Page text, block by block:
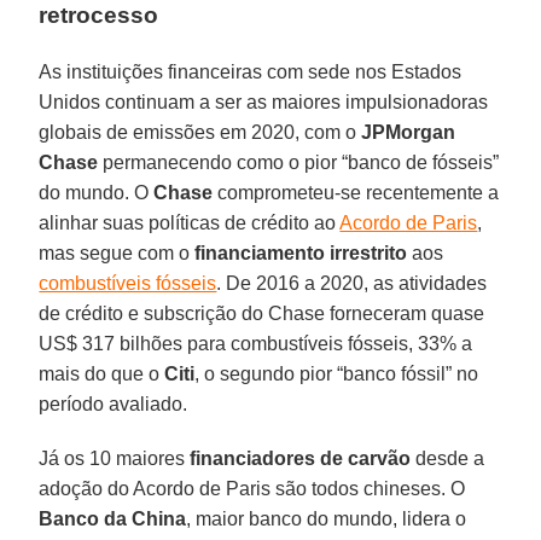
retrocesso
As instituições financeiras com sede nos Estados
Unidos continuam a ser as maiores impulsionadoras
globais de emissões em 2020, com oJPMorgan
Chase permanecendo como o pior “banco de fósseis”
do mundo. OChase comprometeu-se recentemente a
alinhar suas políticas de crédito aoAcordo de Paris,
mas segue com ofinanciamento irrestrito aos
combustíveis fósseis. De 2016 a 2020, as atividades
de crédito e subscrição do Chase forneceram quase
US$ 317 bilhões para combustíveis fósseis, 33% a
mais do que oCiti, o segundo pior “banco fóssil” no
período avaliado.
Já os 10 maioresfinanciadores de carvão desde a
adoção do Acordo de Paris são todos chineses. O
Banco da China, maior banco do mundo, lidera o